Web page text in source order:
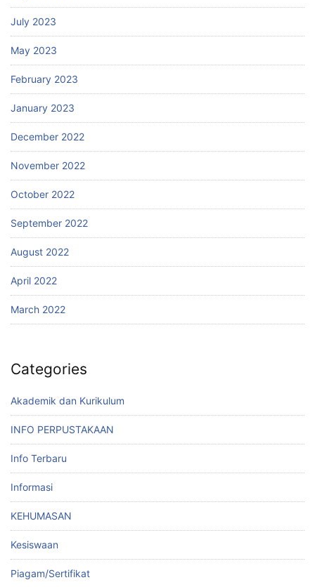
July 2023
May 2023
February 2023
January 2023
December 2022
November 2022
October 2022
September 2022
August 2022
April 2022
March 2022
Categories
Akademik dan Kurikulum
INFO PERPUSTAKAAN
Info Terbaru
Informasi
KEHUMASAN
Kesiswaan
Piagam/Sertifikat